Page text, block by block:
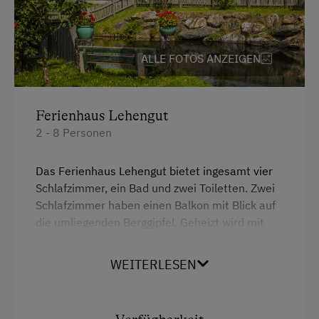
Radunterstellmöglichkeit
Überdachter Parkplatz
Unterkunftsart
Ferienhaus am Bergbauernhof
Hütte ist wintertauglich
Am Betrieb
ALLE FOTOS ANZEIGEN
Ferienhaus Lehengut
2 - 8 Personen
Das Ferienhaus Lehengut bietet ingesamt vier
Schlafzimmer, ein Bad und zwei Toiletten. Zwei
Schlafzimmer haben einen Balkon mit Blick auf
die umliegenden Berggipfel. Geheizt wird mit
gemütliche Couch und einen Fernseher. In der
WEITERLESEN